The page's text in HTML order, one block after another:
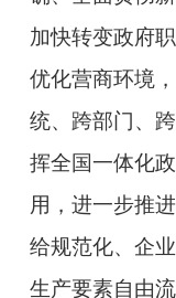
加快转变政府
优化营商环境
统、跨部门、
挥全国一体化
用，进一步推
给规范化、企
生产要素自由